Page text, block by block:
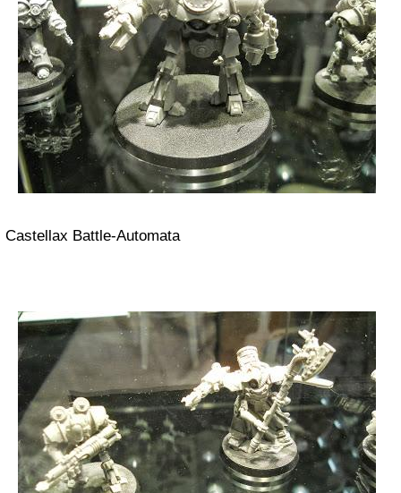
Castellax Battle-Automata